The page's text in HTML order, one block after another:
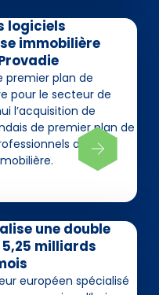
logiciels
immobilière
premier plan de
pour le secteur de
l’acquisition de
de premier plan de
de
une double
milliards
européen spécialisé